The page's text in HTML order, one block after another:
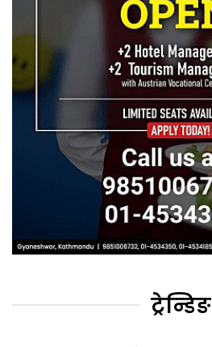
ट्रेन्डिङ